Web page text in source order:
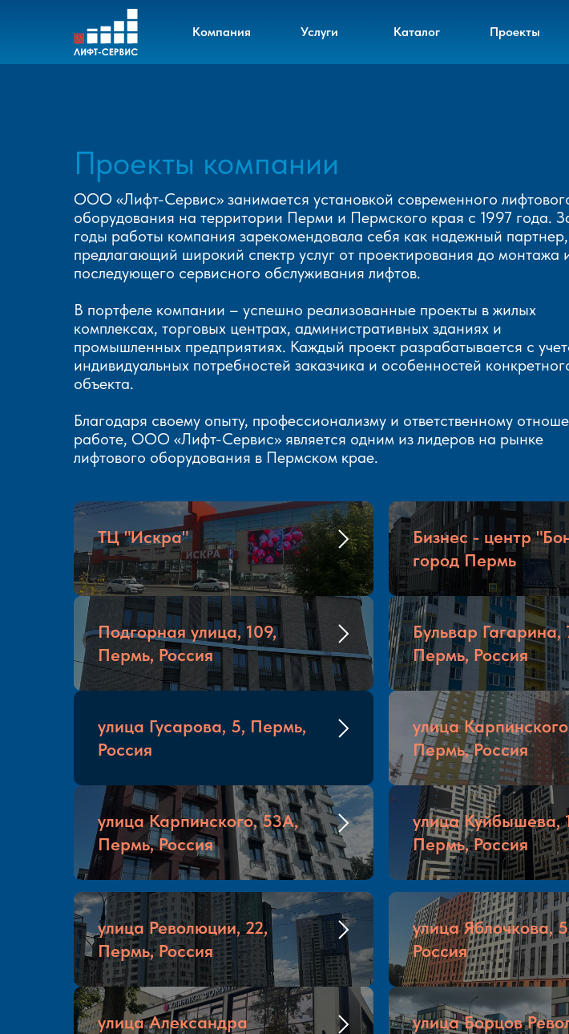
Компания Проекты
Каталог
Услуги
ООО «Лифт-Сервис» занимается установкой современного
оборудования на территории Перми и Пермского края с 1997 года.
годы работы компания зарекомендовала себя как надежный партнер,
предлагающий широкий спектр услуг от проектирования до монтажа
последующего сервисного обслуживания лифтов.
В портфеле компании – успешно реализованные проекты в жилых
комплексах, торговых центрах, административных зданиях и
промышленных предприятиях. Каждый проект разрабатывается с
индивидуальных потребностей заказчика и особенностей
объекта.
Благодаря своему опыту, профессионализму и ответственному
работе, ООО «Лифт-Сервис» является одним из лидеров на рынке
лифтового оборудования в Пермском крае.
Проекты компании
ТЦ "Искра"
Бизнес - центр
город Пермь
Подгорная улица, 109,
Пермь, Россия
Бульвар Гагарина,
Пермь, Россия
улица Гусарова, 5, Пермь,
Россия
улица
Пермь, Россия
улица Карпинского, 53А,
Пермь, Россия
улица Куйбышева,
Пермь, Россия
улица Революции, 22,
Пермь, Россия
улица Яблочкова,
Россия
улица Александра
улица Борцов